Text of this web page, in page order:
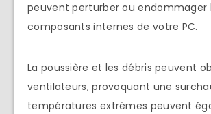
peuvent perturber ou endommager
composants internes de votre PC.
La poussière et les débris peuvent
ventilateurs, provoquant une
températures extrêmes peuvent